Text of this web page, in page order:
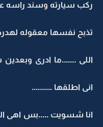
ركب سيارته وسند راسه
تذبح نفسها معقوله
اللى .......ما ادرى
انى اطلقها ..........
انا شسويت .....بس اهى